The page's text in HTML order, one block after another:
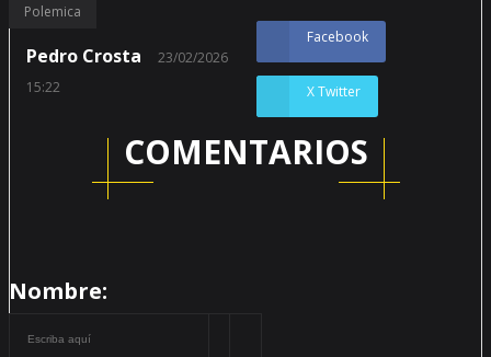
Polemica
Facebook
X Twitter
COMENTARIOS
Nombre:
Pedro Crosta
23/02/2026
15:22